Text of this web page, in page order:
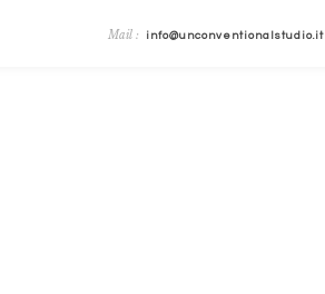
Mail : info@unconventionalstudio.it